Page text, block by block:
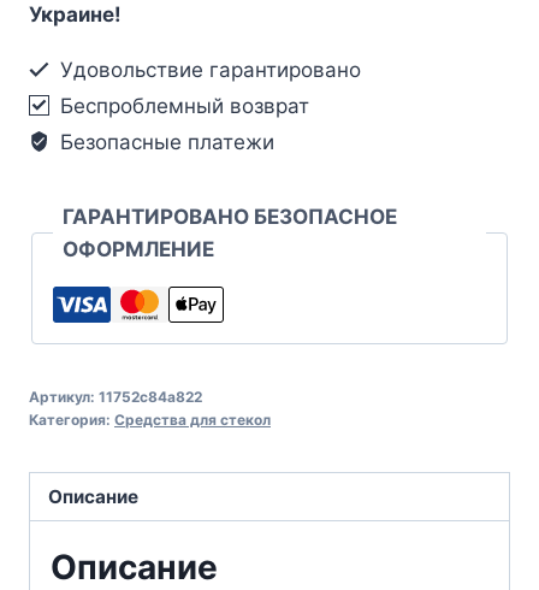
Украине!
Удовольствие гарантировано
Беспроблемный возврат
Безопасные платежи
ГАРАНТИРОВАНО БЕЗОПАСНОЕ
ОФОРМЛЕНИЕ
Артикул: 11752c84a822
Категория: Средства для стекол
Описание
Описание